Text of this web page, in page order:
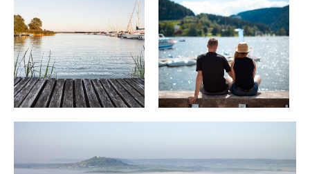
En ville
Insolite
Gastronomie
Savoir-faire